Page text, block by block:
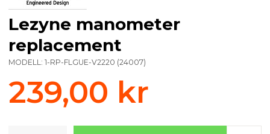
Lezyne manometer
replacement
MODELL: 1-RP-FLGUE-V2220 (24007)
239,00 kr